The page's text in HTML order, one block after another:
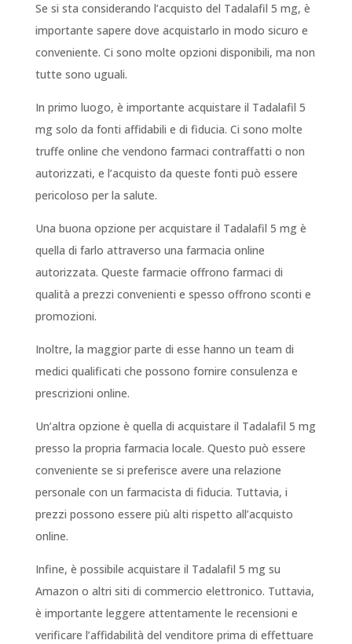
Se si sta considerando l’acquisto del Tadalafil 5 mg, è
importante sapere dove acquistarlo in modo sicuro e
conveniente. Ci sono molte opzioni disponibili, ma non
tutte sono uguali.
In primo luogo, è importante acquistare il Tadalafil 5
mg solo da fonti affidabili e di fiducia. Ci sono molte
truffe online che vendono farmaci contraffatti o non
autorizzati, e l’acquisto da queste fonti può essere
pericoloso per la salute.
Una buona opzione per acquistare il Tadalafil 5 mg è
quella di farlo attraverso una farmacia online
autorizzata. Queste farmacie offrono farmaci di
qualità a prezzi convenienti e spesso offrono sconti e
promozioni.
Inoltre, la maggior parte di esse hanno un team di
medici qualificati che possono fornire consulenza e
prescrizioni online.
Un’altra opzione è quella di acquistare il Tadalafil 5 mg
presso la propria farmacia locale. Questo può essere
conveniente se si preferisce avere una relazione
personale con un farmacista di fiducia. Tuttavia, i
prezzi possono essere più alti rispetto all’acquisto
online.
Infine, è possibile acquistare il Tadalafil 5 mg su
Amazon o altri siti di commercio elettronico. Tuttavia,
è importante leggere attentamente le recensioni e
verificare l’affidabilità del venditore prima di effettuare